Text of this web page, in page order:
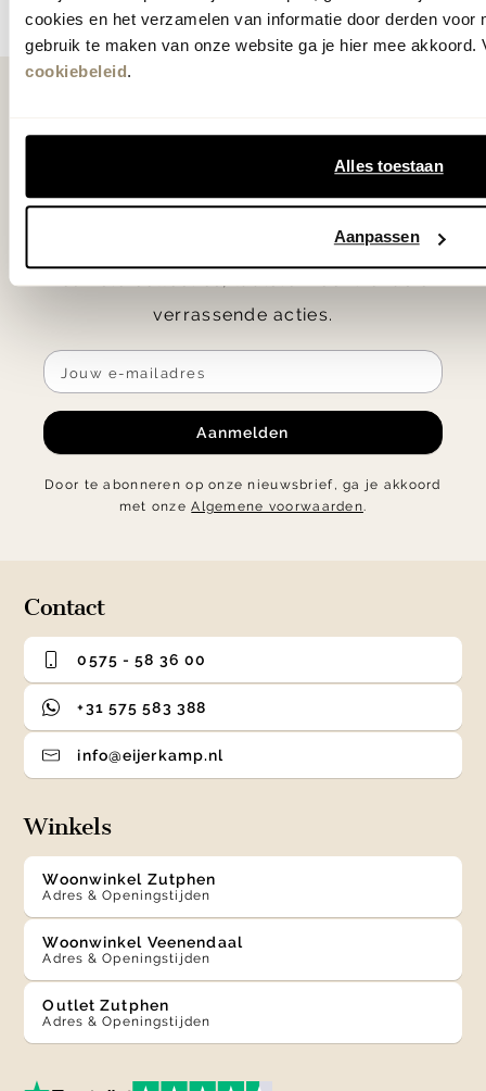
cookies en het verzamelen van informatie door derden voor
gebruik te maken van onze website ga je hier mee akkoord.
cookiebeleid.
Alles toestaan
Aanpassen
Ontvang € 25.- korting op je eerste
bestelling en blijf op de hoogte van de
verrassende acties.
Aanmelden
Door te abonneren op onze nieuwsbrief, ga je akkoord
met onzeAlgemene voorwaarden.
Contact
0575 - 58 36 00
+31 575 583 388
info@eijerkamp.nl
Winkels
Woonwinkel Zutphen
Adres & Openingstijden
Woonwinkel Veenendaal
Adres & Openingstijden
Outlet Zutphen
Adres & Openingstijden